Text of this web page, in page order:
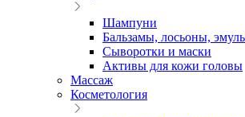
Шампуни
Бальзамы, лосьоны,
Сыворотки и маски
Активы для кожи головы
Массаж
Косметология